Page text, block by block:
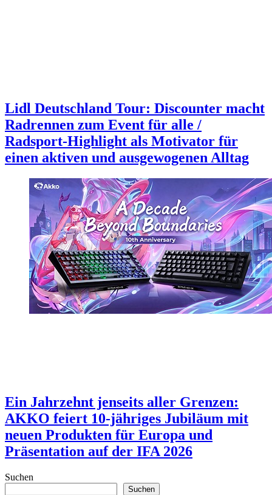
Lidl Deutschland Tour: Discounter macht
Radrennen zum Event für alle /
Radsport-Highlight als Motivator für
einen aktiven und ausgewogenen Alltag
Ein Jahrzehnt jenseits aller Grenzen:
AKKO feiert 10-jähriges Jubiläum mit
neuen Produkten für Europa und
Präsentation auf der IFA 2026
Suchen
Suchen